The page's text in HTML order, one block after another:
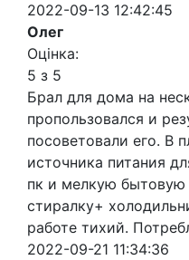
2022-09-13 12:42:45
Олег
Оцінка:
5 з 5
Брал для дома на
пропользовался и
посоветовали его. В
источника питания
пк и мелкую бытовую
стиралку+
работе тихий.
2022-09-21 11:34:36